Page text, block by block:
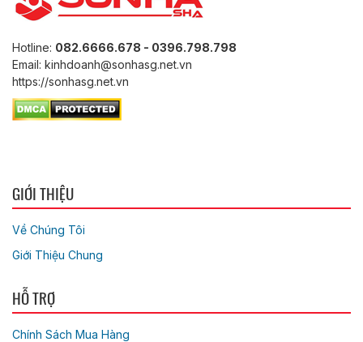
Hotline: 082.6666.678 - 0396.798.798
Email: kinhdoanh@sonhasg.net.vn
https://sonhasg.net.vn
GIỚI THIỆU
Về Chúng Tôi
Giới Thiệu Chung
HỖ TRỢ
Chính Sách Mua Hàng